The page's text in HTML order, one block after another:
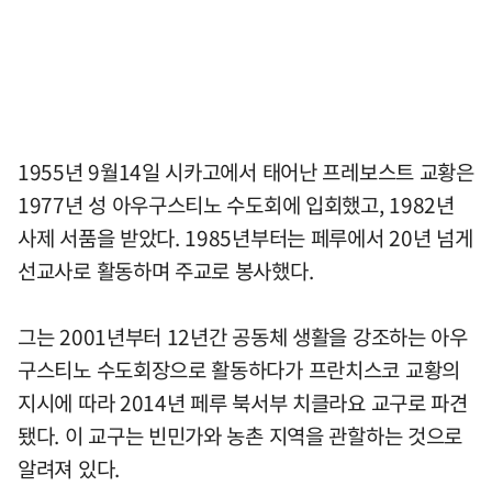
1955년 9월14일 시카고에서 태어난 프레보스트 교황은
1977년 성 아우구스티노 수도회에 입회했고, 1982년
사제 서품을 받았다. 1985년부터는 페루에서 20년 넘게
선교사로 활동하며 주교로 봉사했다.
그는 2001년부터 12년간 공동체 생활을 강조하는 아우
구스티노 수도회장으로 활동하다가 프란치스코 교황의
지시에 따라 2014년 페루 북서부 치클라요 교구로 파견
됐다. 이 교구는 빈민가와 농촌 지역을 관할하는 것으로
알려져 있다.